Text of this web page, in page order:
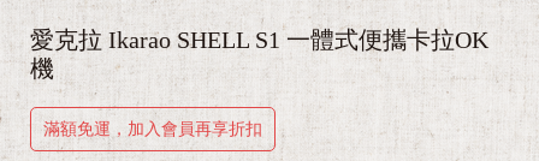
愛克拉 Ikarao SHELL S1 一體式便攜卡拉OK
機
滿額免運，加入會員再享折扣